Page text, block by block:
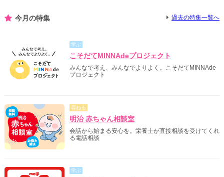
今月の特集 過去の特集一覧へ
学ぶ
こそだてMINNAdeプロジェクト
みんなで考え、みんなでよりよく。こそだてMINNAde
プロジェクト
尋ねる
明治 赤ちゃん相談室
会話から始まる安心を。栄養士が直接相談を受けてくれ
る電話相談
学ぶ